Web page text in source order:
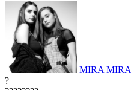
MIRA MIRA
?